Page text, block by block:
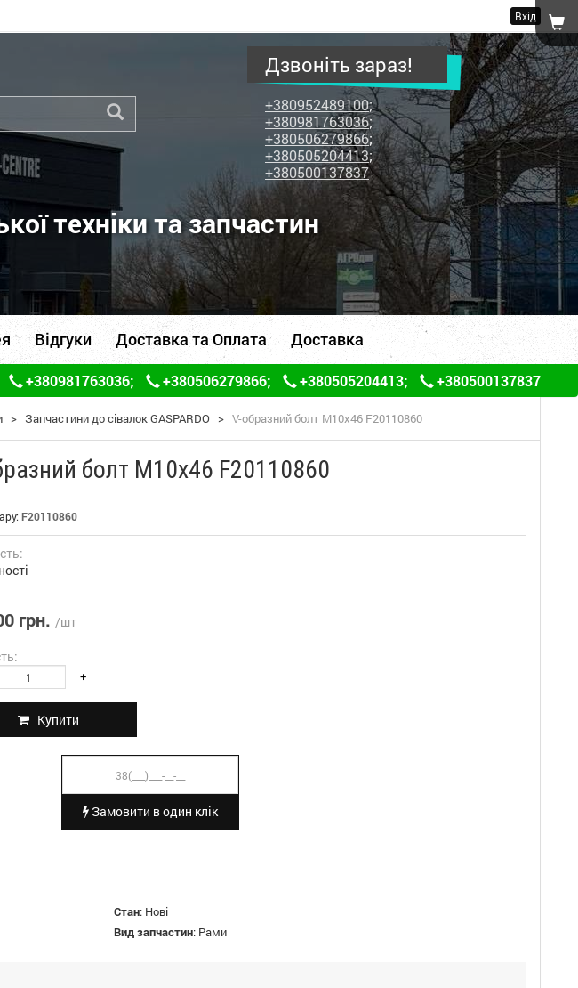
Вхід
Дзвоніть зараз!
+380952489100;
+380981763036;
+380506279866;
+380505204413;
+380500137837
техніки та запчастин
Відгуки Доставка та Оплата Доставка
+380981763036; +380506279866; +380505204413; +380500137837
> Запчастини до сівалок GASPARDO > V-образний болт М10х46 F20110860
болт М10х46 F20110860
F20110860
грн. /шт
+
Купити
Замовити в один клік
Стан: Нові
Вид запчастин: Рами